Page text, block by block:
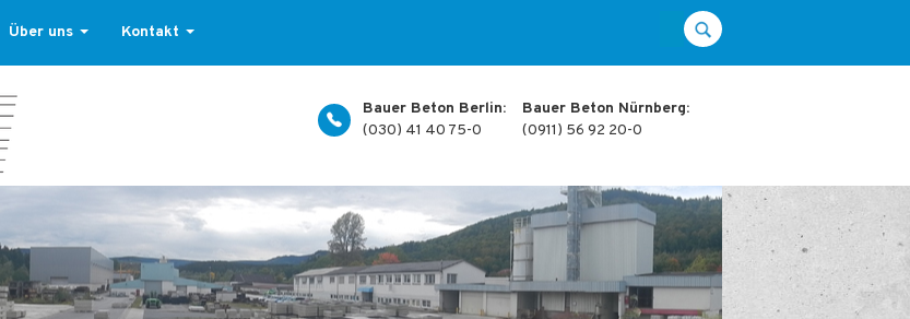
Über uns Kontakt
Bauer Beton Berlin:
(030) 41 40 75-0
Bauer Beton Nürnberg:
(0911) 56 92 20-0